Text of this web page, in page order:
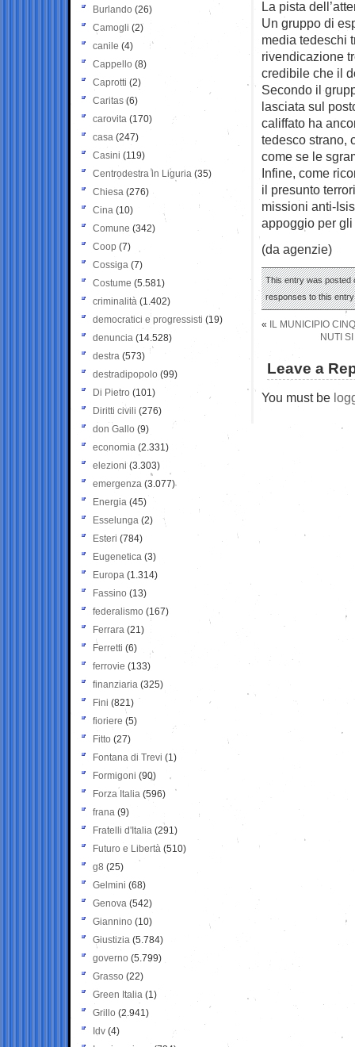
La pista
Un gruppo di
media tedeschi
rivendicazione
credibile che il
Secondo il
lasciata sul
califfato ha
tedesco strano,
come se le
Infine, come
il presunto
missioni anti-
appoggio per
(da agenzie)
This entry was posted
responses to this
«
IL MUNICIPIO
NUTI
Leave a
You must be
Burlando (26)
Camogli (2)
canile (4)
Cappello (8)
Caprotti (2)
Caritas (6)
carovita (170)
casa (247)
Casini (119)
Centrodestra in Liguria (35)
Chiesa (276)
Cina (10)
Comune (342)
Coop (7)
Cossiga (7)
Costume (5.581)
criminalità (1.402)
democratici e progressisti (19)
denuncia (14.528)
destra (573)
destradipopolo (99)
Di Pietro (101)
Diritti civili (276)
don Gallo (9)
economia (2.331)
elezioni (3.303)
emergenza (3.077)
Energia (45)
Esselunga (2)
Esteri (784)
Eugenetica (3)
Europa (1.314)
Fassino (13)
federalismo (167)
Ferrara (21)
Ferretti (6)
ferrovie (133)
finanziaria (325)
Fini (821)
fioriere (5)
Fitto (27)
Fontana di Trevi (1)
Formigoni (90)
Forza Italia (596)
frana (9)
Fratelli d'Italia (291)
Futuro e Libertà (510)
g8 (25)
Gelmini (68)
Genova (542)
Giannino (10)
Giustizia (5.784)
governo (5.799)
Grasso (22)
Green Italia (1)
Grillo (2.941)
Idv (4)